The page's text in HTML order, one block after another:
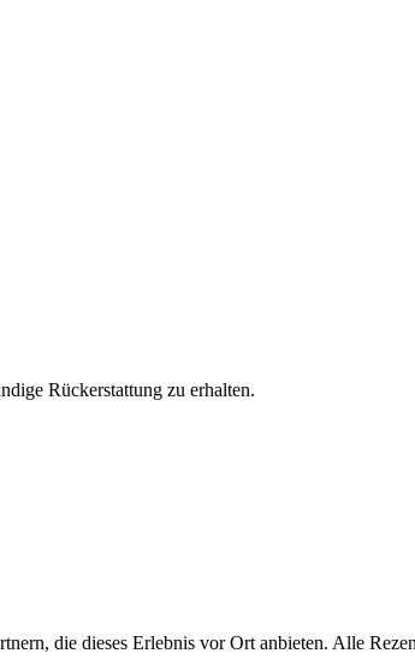
Rückerstattung zu erhalten.
die dieses Erlebnis vor Ort anbieten. Alle